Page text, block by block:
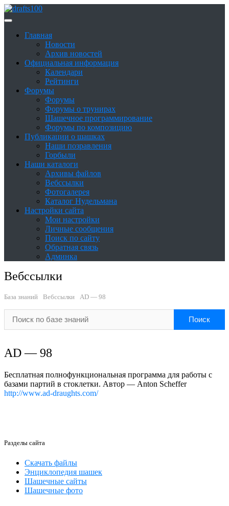
Skip
to
Шашки в России
Главная
Новости
Архив новостей
Официальная информация
Календари
Рейтинги
Форумы
Форумы
Форумы о трунирах
Шашечное программирование
Форумы по композицию
Публикации о шашках
Наши позравления
Горбыли
Наши каталоги
Архивы файлов
Вебссылки
Фотогалерея
Каталог Нудельмана
Настройки сайта
Мои настройки
Личные сообщения
Поиск по сайту
Обратная связь
Админка
Вебссылки
База знаний Вебссылки AD — 98
AD — 98
Бесплатная полнофункциональная программа для работы с
базами партий в стоклетки. Автор — Anton Scheffer
http://www.ad-draughts.com/
Разделы сайта
Скачать файлы
Энциклопедия шашек
Шашечные сайты
Шашечные фото